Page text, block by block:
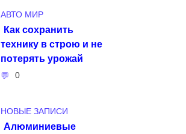
АВТО МИР
Как сохранить
технику в строю и не
потерять урожай
0
НОВЫЕ ЗАПИСИ
Алюминиевые